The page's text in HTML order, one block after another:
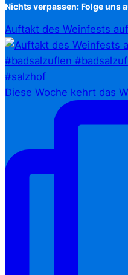
Nichts verpassen: Folge uns
Auftakt des Weinfests
Diese Woche kehrt das